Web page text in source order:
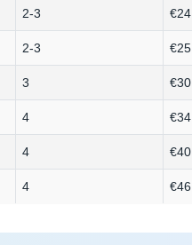
2-3 €24
2-3 €25
3 €30
4 €34
4 €40
4 €46